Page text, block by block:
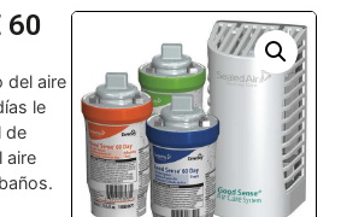
60
del aire
le
de
aire